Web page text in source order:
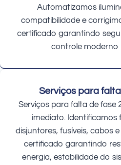
Automatizamos
compatibilidade e
certificado garantindo
controle moderno
Serviços para
Serviços para falta de fase
imediato. Identificamos
disjuntores, fusíveis, cabos
certificado garantindo
energia, estabilidade do